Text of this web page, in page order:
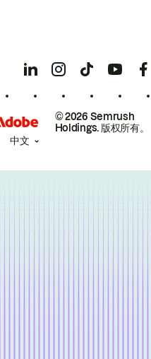
© 2026 Semrush
Holdings. 版权所有。
中文